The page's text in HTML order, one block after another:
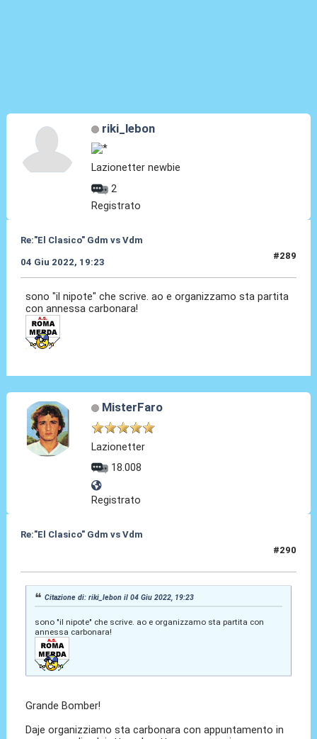
riki_lebon
Lazionetter newbie
2
Registrato
Re:"El Clasico" Gdm vs Vdm
04 Giu 2022, 19:23
#289
sono "il nipote" che scrive. ao e organizzamo sta partita
con annessa carbonara!
MisterFaro
Lazionetter
18.008
Registrato
Re:"El Clasico" Gdm vs Vdm
#290
Citazione di: riki_lebon il 04 Giu 2022, 19:23
sono "il nipote" che scrive. ao e organizzamo sta partita con
annessa carbonara!
Grande Bomber!
Daje organizziamo sta carbonara con appuntamento in